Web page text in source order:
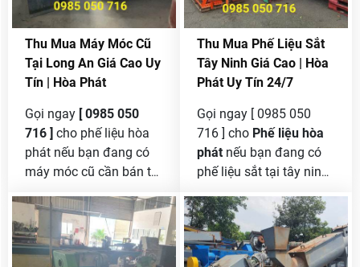
Thu Mua Máy Móc Cũ
Tại Long An Giá Cao Uy
Tín | Hòa Phát
Gọi ngay [ 0985 050
716 ] cho phế liệu hòa
phát nếu bạn đang có
máy móc cũ cần bán tại
được đơn vị nào có uy
tín để thanh lý được giá
cao .
Thu Mua Phế Liệu Sắt
Tây Ninh Giá Cao | Hòa
Phát Uy Tín 24/7
Gọi ngay [ 0985 050
716 ] cho Phế liệu hòa
phát nếu bạn đang có
phế liệu sắt tại tây ninh
công lớn nhất tại đây
mua sắt phế liệu nên
bạn yên tâm khi gọi đến